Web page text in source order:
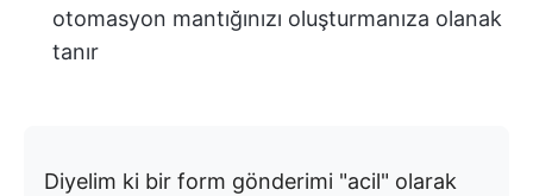
otomasyon mantığınızı oluşturmanıza olanak
tanır
Diyelim ki bir form gönderimi "acil" olarak